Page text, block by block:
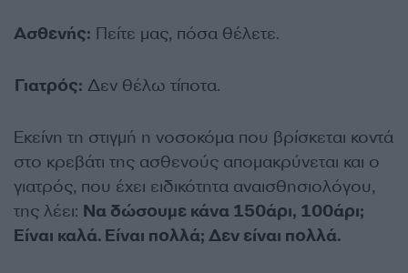
Ασθενής: Πείτε μας, πόσα θέλετε.
Γιατρός: Δεν θέλω τίποτα.
Εκείνη τη στιγμή η νοσοκόμα που βρίσκεται κοντά
στο κρεβάτι της ασθενούς απομακρύνεται και ο
γιατρός, που έχει ειδικότητα αναισθησιολόγου,
της λέει: Να δώσουμε κάνα 150άρι, 100άρι;
Είναι καλά. Είναι πολλά; Δεν είναι πολλά.